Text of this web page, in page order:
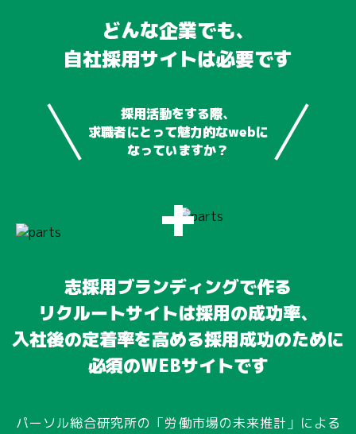
どんな企業でも、
自社採用サイトは必要です
採用活動をする際、
求職者にとって魅力的なwebに
なっていますか？
+
志採用ブランディングで作る
リクルートサイトは採用の成功率、
入社後の定着率を高める採用成功のために
必須のWEBサイトです
パーソル総合研究所の「労働市場の未来推計」による